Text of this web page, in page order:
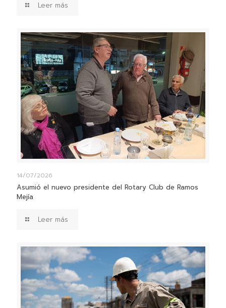
Leer más
14/07/2026
Asumió el nuevo presidente del Rotary Club de Ramos
Mejía
Leer más